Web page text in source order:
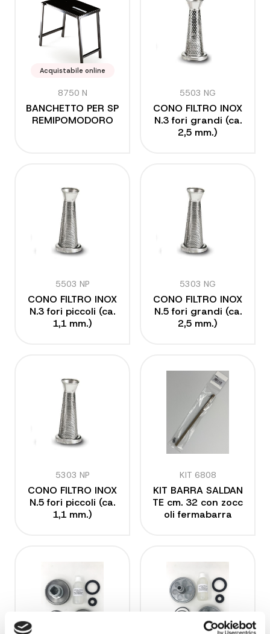
Acquistabile online
8750 N
BANCHETTO PER SP
REMIPOMODORO
5503 NG
CONO FILTRO INOX
N.3 fori grandi (ca.
2,5 mm.)
5503 NP
CONO FILTRO INOX
N.3 fori piccoli (ca.
1,1 mm.)
5303 NG
CONO FILTRO INOX
N.5 fori grandi (ca.
2,5 mm.)
5303 NP
CONO FILTRO INOX
N.5 fori piccoli (ca.
1,1 mm.)
KIT 6808
KIT BARRA SALDAN
TE cm. 32 con zocc
oli fermabarra